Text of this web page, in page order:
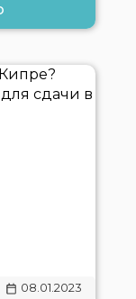
08.01.2023